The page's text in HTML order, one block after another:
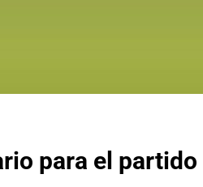
para el partido